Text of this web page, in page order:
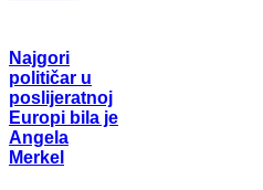
Najgori
političar u
poslijeratnoj
Europi bila je
Angela
Merkel